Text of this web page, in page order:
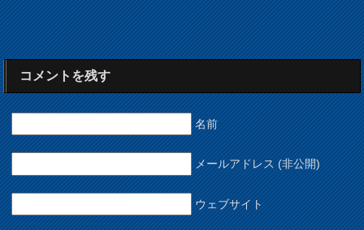
コメントを残す
名前
メールアドレス (非公開)
ウェブサイト